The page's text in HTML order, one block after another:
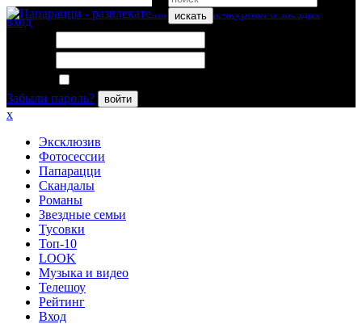
искать
вход
Забыли пароль?
войти
x
Эксклюзив
Фотосессии
Папарацци
Скандалы
Романы
Звездные семьи
Тусовки
Топ-10
LOOK
Музыка и видео
Телешоу
Рейтинг
Вход